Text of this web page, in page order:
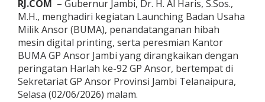
r
d
a
n
G
u
b
e
RJ.COM – Gubernur Jambi, Dr. H. Al Haris, S.Sos.,
M.H., menghadiri kegiatan Launching Badan Usaha
Milik Ansor (BUMA), penandatanganan hibah
mesin digital printing, serta peresmian Kantor
BUMA GP Ansor Jambi yang dirangkaikan dengan
peringatan Harlah ke-92 GP Ansor, bertempat di
Sekretariat GP Ansor Provinsi Jambi Telanaipura,
Selasa (02/06/2026) malam.